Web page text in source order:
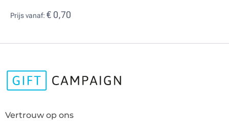
Prijs vanaf: € 0,70
Vertrouw op ons